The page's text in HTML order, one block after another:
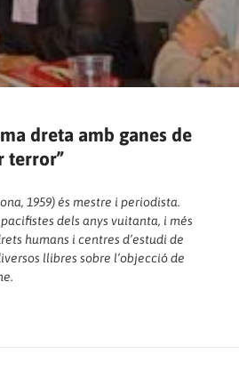
dreta amb ganes de
terror”
1959) és mestre i periodista.
dels anys vuitanta, i més
humans i centres d’estudi de
llibres sobre l’objecció de